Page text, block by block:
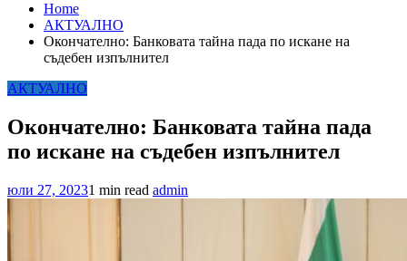
Home
АКТУАЛНО
Окончателно: Банковата тайна пада по искане на
съдебен изпълнител
АКТУАЛНО
Окончателно: Банковата тайна пада
по искане на съдебен изпълнител
юли 27, 20231 min read admin